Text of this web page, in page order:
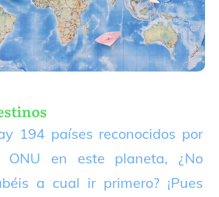
194 países reconocidos por
ONU en este planeta, ¿No
a cual ir primero? ¡Pues